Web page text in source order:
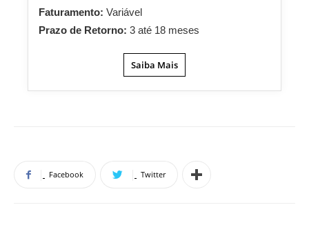
Faturamento: Variável
Prazo de Retorno: 3 até 18 meses
Saiba Mais
Facebook Twitter